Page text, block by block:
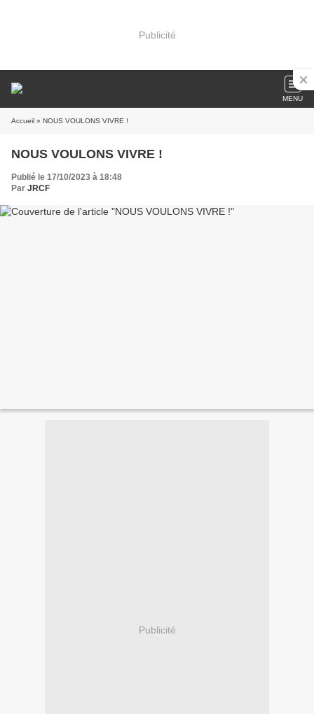
Publicité
MENU
Accueil » NOUS VOULONS VIVRE !
NOUS VOULONS VIVRE !
Publié le 17/10/2023 à 18:48
Par JRCF
Publicité